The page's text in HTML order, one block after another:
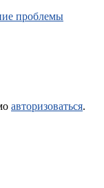
проблемы
авторизоваться.